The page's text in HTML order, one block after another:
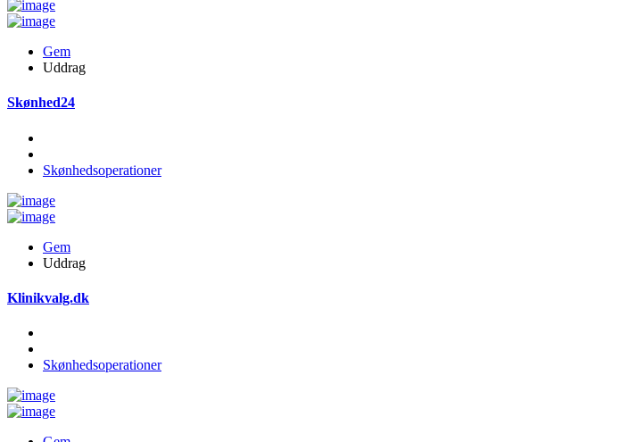
Gem
Uddrag
Skønhed24
Skønhedsoperationer
Gem
Uddrag
Klinikvalg.dk
Skønhedsoperationer